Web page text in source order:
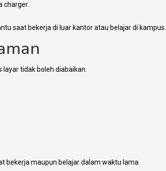
charger.
saat bekerja di luar kantor atau belajar di kampus.
tidak boleh diabaikan.
bekerja maupun belajar dalam waktu lama.